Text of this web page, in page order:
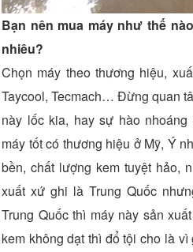
Bạn nên mua máy như thế
nhiêu?
Chọn máy theo thương hiệu,
Taycool, Tecmach… Đừng quan
này lốc kia, hay sự hào
máy tốt có thương hiệu ở Mỹ, Ý
bền, chất lượng kem tuyệt hảo,
xuất xứ ghi là Trung Quốc
Trung Quốc thì máy này sản
kem không dạt thì đổ tội cho là